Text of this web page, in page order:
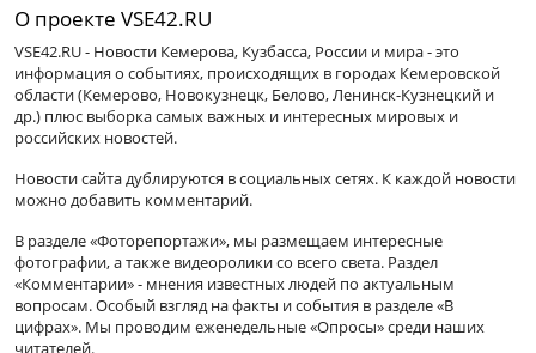
О проекте VSE42.RU
VSE42.RU - Новости Кемерова, Кузбасса, России и мира - это
информация о событиях, происходящих в городах Кемеровской
области (Кемерово, Новокузнецк, Белово, Ленинск-Кузнецкий и
др.) плюс выборка самых важных и интересных мировых и
российских новостей.
Новости сайта дублируются в социальных сетях. К каждой новости
можно добавить комментарий.
В разделе «Фоторепортажи», мы размещаем интересные
фотографии, а также видеоролики со всего света. Раздел
«Комментарии» - мнения известных людей по актуальным
вопросам. Особый взгляд на факты и события в разделе «В
цифрах». Мы проводим еженедельные «Опросы» среди наших
читателей.